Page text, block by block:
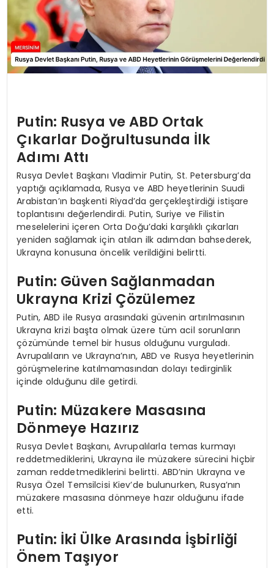
Putin: Rusya ve ABD Ortak
Çıkarlar Doğrultusunda İlk
Adımı Attı
Rusya Devlet Başkanı Vladimir Putin, St. Petersburg’da
yaptığı açıklamada, Rusya ve ABD heyetlerinin Suudi
Arabistan’ın başkenti Riyad’da gerçekleştirdiği istişare
toplantısını değerlendirdi. Putin, Suriye ve Filistin
meselelerini içeren Orta Doğu’daki karşılıklı çıkarları
yeniden sağlamak için atılan ilk adımdan bahsederek,
Ukrayna konusuna öncelik verildiğini belirtti.
Putin: Güven Sağlanmadan
Ukrayna Krizi Çözülemez
Putin, ABD ile Rusya arasındaki güvenin artırılmasının
Ukrayna krizi başta olmak üzere tüm acil sorunların
çözümünde temel bir husus olduğunu vurguladı.
Avrupalıların ve Ukrayna’nın, ABD ve Rusya heyetlerinin
görüşmelerine katılmamasından dolayı tedirginlik
içinde olduğunu dile getirdi.
Putin: Müzakere Masasına
Dönmeye Hazırız
Rusya Devlet Başkanı, Avrupalılarla temas kurmayı
reddetmediklerini, Ukrayna ile müzakere sürecini hiçbir
zaman reddetmediklerini belirtti. ABD’nin Ukrayna ve
Rusya Özel Temsilcisi Kiev’de bulunurken, Rusya’nın
müzakere masasına dönmeye hazır olduğunu ifade
etti.
Putin: İki Ülke Arasında İşbirliği
Önem Taşıyor